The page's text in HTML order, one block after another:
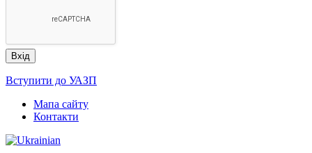
Вступити до УАЗП
Мапа сайту
Контакти